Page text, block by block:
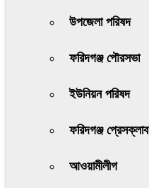
উপজেলা পরিষদ
ফরিদগঞ্জ পৌরসভা
ইউনিয়ন পরিষদ
ফরিদগঞ্জ প্রেসক্লাব
আওয়ামীলীগ